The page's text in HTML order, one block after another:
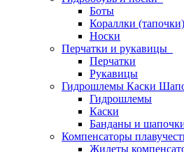
Боты
Кораллки (тапочки)
Носки
Перчатки и рукавицы
Перчатки
Рукавицы
Гидрошлемы Каски
Гидрошлемы
Каски
Банданы и
Компенсаторы
Жилеты